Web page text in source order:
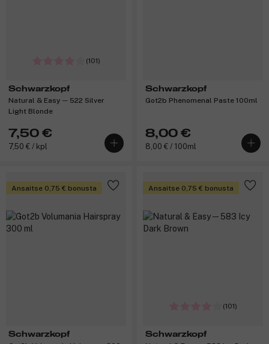
(101)
Schwarzkopf
Natural & Easy ─ 522 Silver
Light Blonde
7,50 €
7,50 € / kpl
Schwarzkopf
Got2b Phenomenal Paste 100ml
8,00 €
8,00 € / 100ml
Ansaitse 0,75 € bonusta
Schwarzkopf
Ansaitse 0,75 € bonusta
(101)
Schwarzkopf